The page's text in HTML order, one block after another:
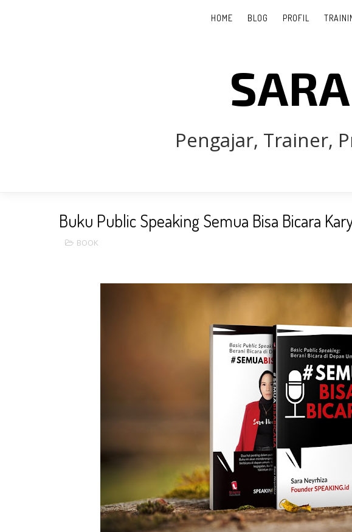
HOME BLOG PROFIL
Pengajar, Trainer,
Buku Public Speaking Semua Bisa Bicara
BOOK